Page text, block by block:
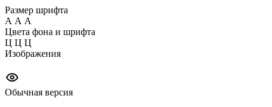
Размер шрифта
А А А
Цвета фона и шрифта
Ц Ц Ц
Изображения
Обычная версия